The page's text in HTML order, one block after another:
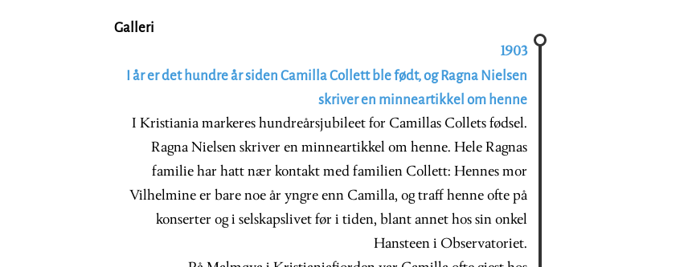
Galleri
1903
I år er det hundre år siden Camilla Collett ble født, og Ragna Nielsen
skriver en minneartikkel om henne
I Kristiania markeres hundreårsjubileet for Camillas Collets fødsel.
Ragna Nielsen skriver en minneartikkel om henne. Hele Ragnas
familie har hatt nær kontakt med familien Collett: Hennes mor
Vilhelmine er bare noe år yngre enn Camilla, og traff henne ofte på
konserter og i selskapslivet før i tiden, blant annet hos sin onkel
Hansteen i Observatoriet.